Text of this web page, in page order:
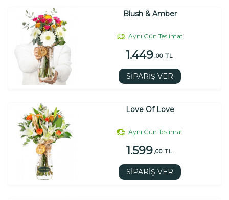
Blush & Amber
Aynı Gün Teslimat
1.449 ,00 TL
SİPARİŞ VER
Love Of Love
Aynı Gün Teslimat
1.599 ,00 TL
SİPARİŞ VER